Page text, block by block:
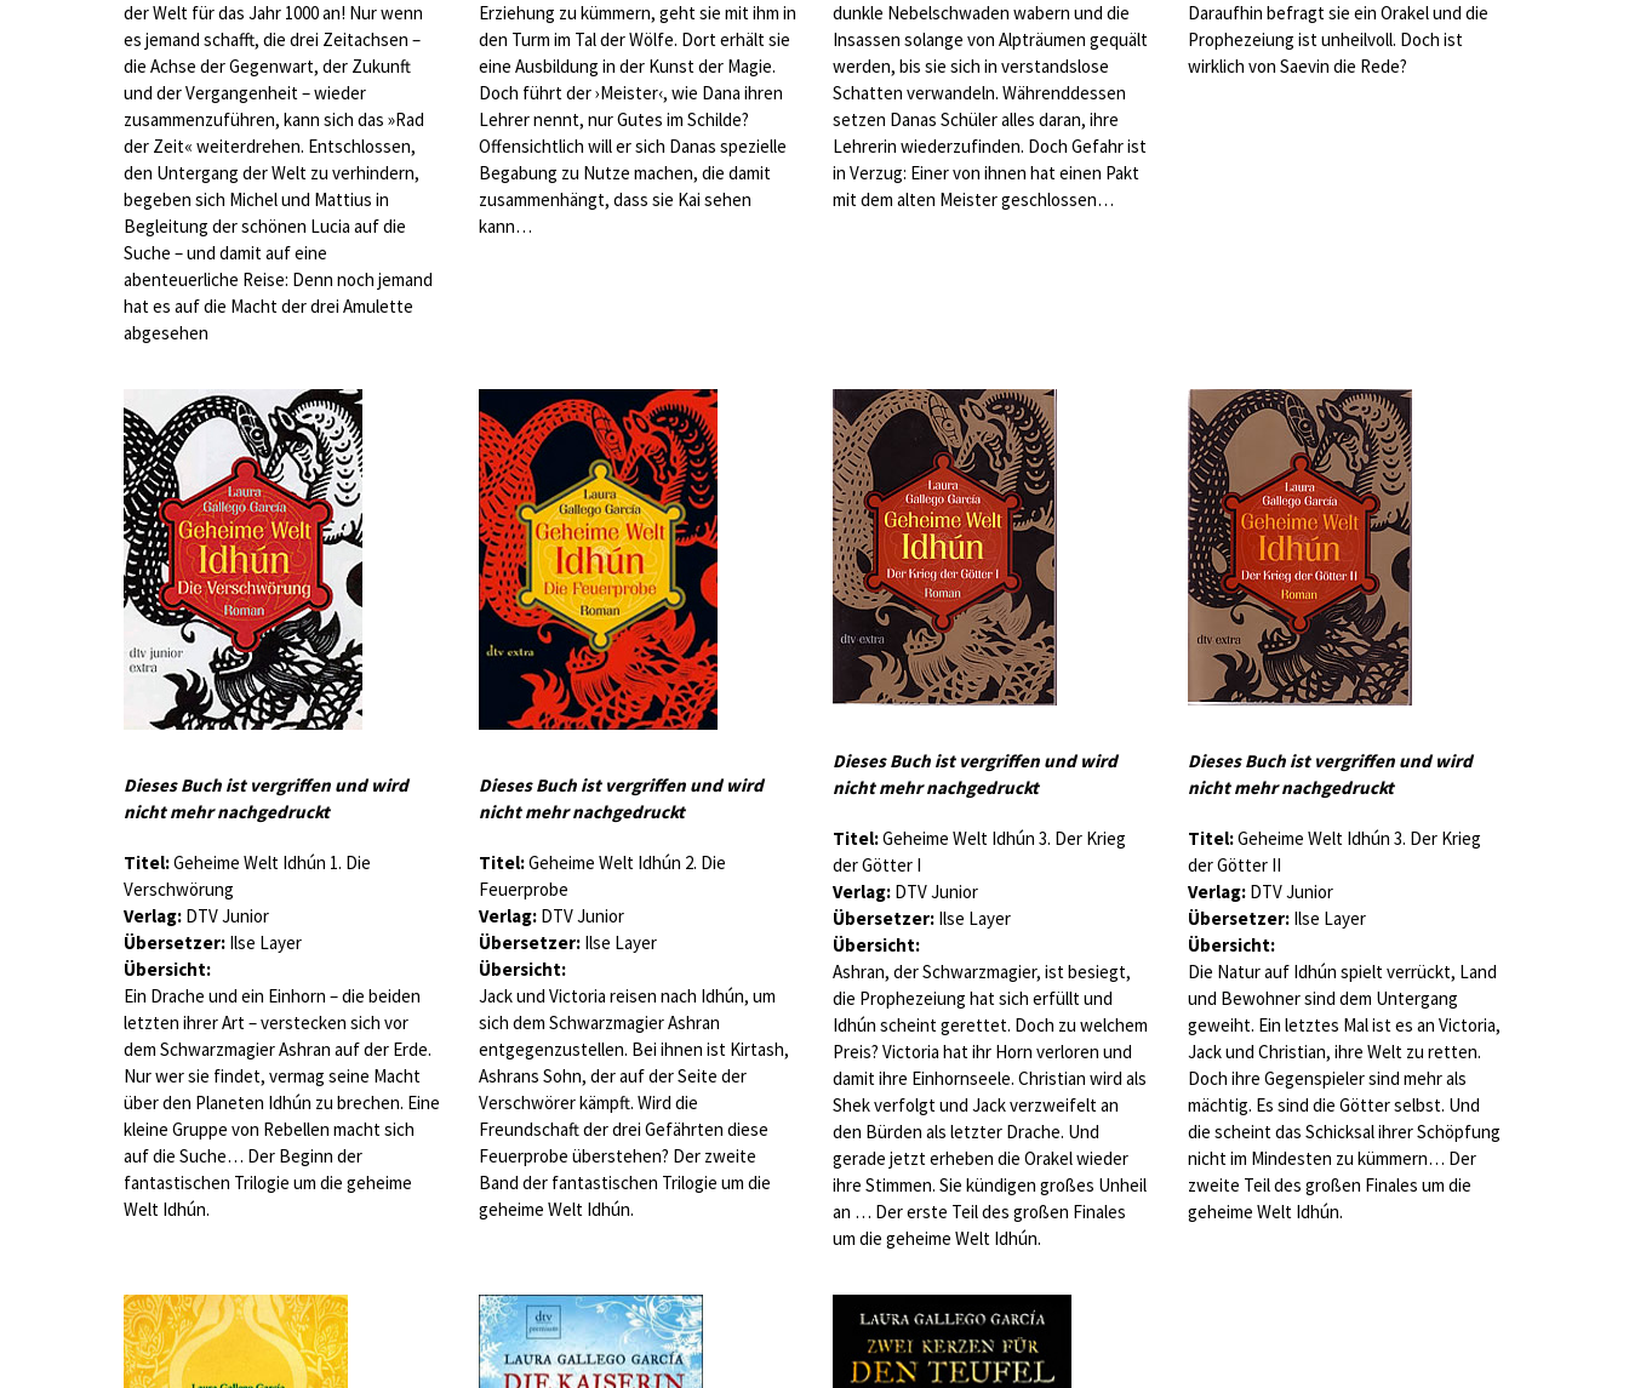
der Welt für das Jahr 1000 an! Nur wenn
es jemand schafft, die drei Zeitachsen –
die Achse der Gegenwart, der Zukunft
und der Vergangenheit – wieder
zusammenzuführen, kann sich das »Rad
der Zeit« weiterdrehen. Entschlossen,
den Untergang der Welt zu verhindern,
begeben sich Michel und Mattius in
Begleitung der schönen Lucia auf die
Suche – und damit auf eine
abenteuerliche Reise: Denn noch jemand
hat es auf die Macht der drei Amulette
abgesehen
Erziehung zu kümmern, geht sie mit ihm in
den Turm im Tal der Wölfe. Dort erhält sie
eine Ausbildung in der Kunst der Magie.
Doch führt der ›Meister‹, wie Dana ihren
Lehrer nennt, nur Gutes im Schilde?
Offensichtlich will er sich Danas spezielle
Begabung zu Nutze machen, die damit
zusammenhängt, dass sie Kai sehen
kann…
dunkle Nebelschwaden wabern und die
Insassen solange von Alpträumen gequält
werden, bis sie sich in verstandslose
Schatten verwandeln. Währenddessen
setzen Danas Schüler alles daran, ihre
Lehrerin wiederzufinden. Doch Gefahr ist
in Verzug: Einer von ihnen hat einen Pakt
mit dem alten Meister geschlossen…
Daraufhin befragt sie ein Orakel und die
Prophezeiung ist unheilvoll. Doch ist
wirklich von Saevin die Rede?
Dieses Buch ist vergriffen und wird
nicht mehr nachgedruckt
Titel:Geheime Welt Idhún 1. Die
Verschwörung
Verlag: DTV Junior
Übersetzer: Ilse Layer
Übersicht:
Ein Drache und ein Einhorn – die beiden
letzten ihrer Art – verstecken sich vor
dem Schwarzmagier Ashran auf der Erde.
Nur wer sie findet, vermag seine Macht
über den Planeten Idhún zu brechen. Eine
kleine Gruppe von Rebellen macht sich
auf die Suche… Der Beginn der
fantastischen Trilogie um die geheime
Welt Idhún.
Dieses Buch ist vergriffen und wird
nicht mehr nachgedruckt
Titel:Geheime Welt Idhún 2. Die
Feuerprobe
Verlag:DTV Junior
Übersetzer:Ilse Layer
Übersicht:
Jack und Victoria reisen nach Idhún, um
sich dem Schwarzmagier Ashran
entgegenzustellen. Bei ihnen ist Kirtash,
Ashrans Sohn, der auf der Seite der
Verschwörer kämpft. Wird die
Freundschaft der drei Gefährten diese
Feuerprobe überstehen? Der zweite
Band der fantastischen Trilogie um die
geheime Welt Idhún.
Dieses Buch ist vergriffen und wird
nicht mehr nachgedruckt
Titel:Geheime Welt Idhún 3. Der Krieg
der Götter I
Verlag: DTV Junior
Übersetzer: Ilse Layer
Übersicht:
Ashran, der Schwarzmagier, ist besiegt,
die Prophezeiung hat sich erfüllt und
Idhún scheint gerettet. Doch zu welchem
Preis? Victoria hat ihr Horn verloren und
damit ihre Einhornseele. Christian wird als
Shek verfolgt und Jack verzweifelt an
den Bürden als letzter Drache. Und
gerade jetzt erheben die Orakel wieder
ihre Stimmen. Sie kündigen großes Unheil
an … Der erste Teil des großen Finales
um die geheime Welt Idhún.
Dieses Buch ist vergriffen und wird
nicht mehr nachgedruckt
Titel:Geheime Welt Idhún 3. Der Krieg
der Götter II
Verlag:DTV Junior
Übersetzer:Ilse Layer
Übersicht:
Die Natur auf Idhún spielt verrückt, Land
und Bewohner sind dem Untergang
geweiht. Ein letztes Mal ist es an Victoria,
Jack und Christian, ihre Welt zu retten.
Doch ihre Gegenspieler sind mehr als
mächtig. Es sind die Götter selbst. Und
die scheint das Schicksal ihrer Schöpfung
nicht im Mindesten zu kümmern… Der
zweite Teil des großen Finales um die
geheime Welt Idhún.